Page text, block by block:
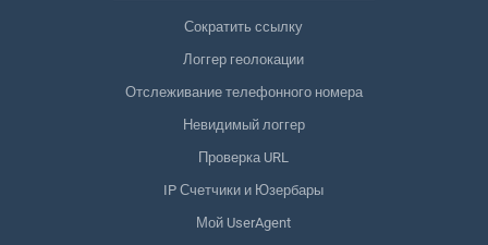
Сократить ссылку
Логгер геолокации
Отслеживание телефонного номера
Невидимый логгер
Проверка URL
IP Счетчики и Юзербары
Мой UserAgent